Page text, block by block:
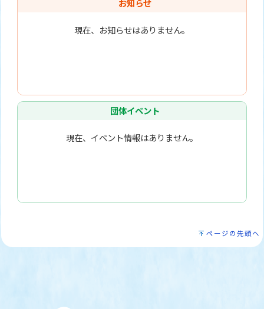
お知らせ
現在、お知らせはありません。
団体イベント
現在、イベント情報はありません。
ページの先頭へ